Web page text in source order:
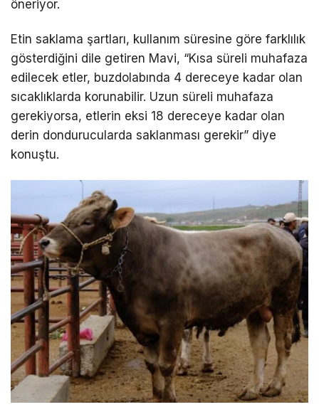
öneriyor.
Etin saklama şartları, kullanım süresine göre farklılık
gösterdiğini dile getiren Mavi, “Kısa süreli muhafaza
edilecek etler, buzdolabında 4 dereceye kadar olan
sıcaklıklarda korunabilir. Uzun süreli muhafaza
gerekiyorsa, etlerin eksi 18 dereceye kadar olan
derin dondurucularda saklanması gerekir” diye
konuştu.